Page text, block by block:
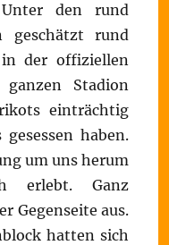
den rund
geschätzt rund
der offiziellen
Stadion
einträchtig
haben.
um uns herum
erlebt. Ganz
Gegenseite aus.
hatten sich